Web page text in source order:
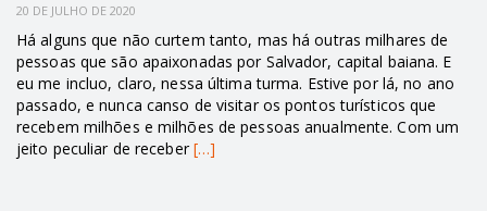
20 DE JULHO DE 2020
Há alguns que não curtem tanto, mas há outras milhares de
pessoas que são apaixonadas por Salvador, capital baiana. E
eu me incluo, claro, nessa última turma. Estive por lá, no ano
passado, e nunca canso de visitar os pontos turísticos que
recebem milhões e milhões de pessoas anualmente. Com um
jeito peculiar de receber […]